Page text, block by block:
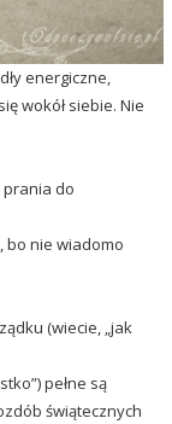
energiczne,
wokół siebie. Nie
prania do
bo nie wiadomo
(wiecie, „jak
pełne są
świątecznych